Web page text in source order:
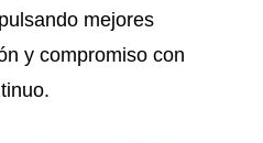
mejores
y compromiso con